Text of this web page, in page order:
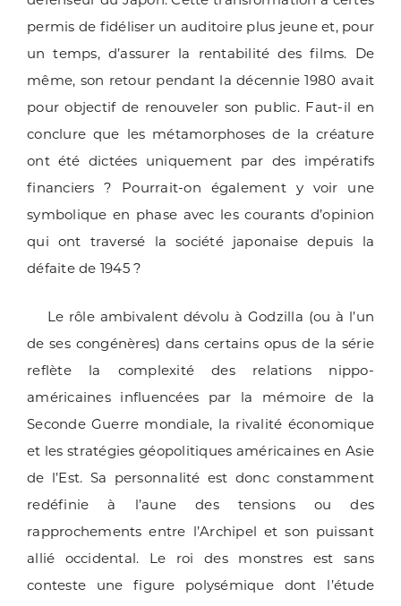
permis de fidéliser un auditoire plus jeune et, pour
un temps, d’assurer la rentabilité des films. De
même, son retour pendant la décennie 1980 avait
pour objectif de renouveler son public. Faut-il en
conclure que les métamorphoses de la créature
ont été dictées uniquement par des impératifs
financiers ? Pourrait-on également y voir une
symbolique en phase avec les courants d’opinion
qui ont traversé la société japonaise depuis la
défaite de 1945 ?
Le rôle ambivalent dévolu à Godzilla (ou à l’un
de ses congénères) dans certains opus de la série
reflète la complexité des relations nippo-
américaines influencées par la mémoire de la
Seconde Guerre mondiale, la rivalité économique
et les stratégies géopolitiques américaines en Asie
de l’Est. Sa personnalité est donc constamment
redéfinie à l’aune des tensions ou des
rapprochements entre l’Archipel et son puissant
allié occidental. Le roi des monstres est sans
conteste une figure polysémique dont l’étude